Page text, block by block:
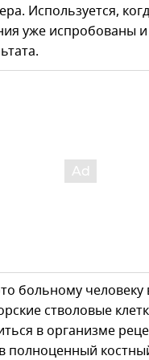
Используется,
уже испробованы
больному человеку
стволовые
в организме
полноценный